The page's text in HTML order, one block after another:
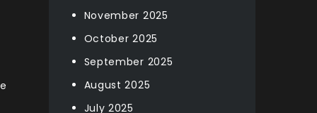
November 2025
October 2025
September 2025
August 2025
July 2025